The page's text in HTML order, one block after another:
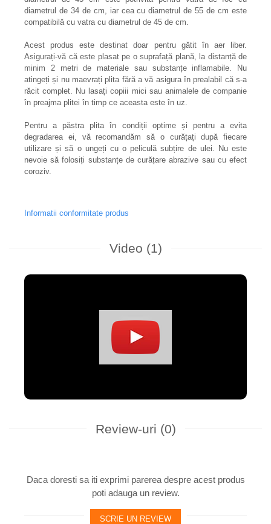
diametrul de 34 de cm, iar cea cu diametrul de 55 de cm este
compatibilă cu vatra cu diametrul de 45 de cm.
Acest produs este destinat doar pentru gătit în aer liber.
Asigurați-vă că este plasat pe o suprafață plană, la distanță de
minim 2 metri de materiale sau substanțe inflamabile. Nu
atingeți și nu maevrați plita fără a vă asigura în prealabil că s-a
răcit complet. Nu lasați copiii mici sau animalele de companie
în preajma plitei în timp ce aceasta este în uz.
Pentru a păstra plita în condiții optime și pentru a evita
degradarea ei, vă recomandăm să o curățați după fiecare
utilizare și să o ungeți cu o peliculă subțire de ulei. Nu este
nevoie să folosiți substanțe de curățare abrazive sau cu efect
coroziv.
Informatii conformitate produs
Video (1)
Review-uri (0)
Daca doresti sa iti exprimi parerea despre acest produs
poti adauga un review.
SCRIE UN REVIEW